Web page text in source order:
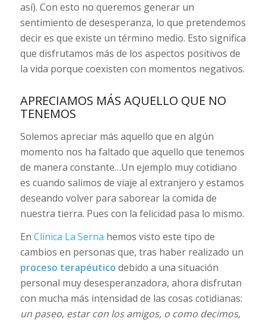
así). Con esto no queremos generar un
sentimiento de desesperanza, lo que pretendemos
decir es que existe un término medio. Esto significa
que disfrutamos más de los aspectos positivos de
la vida porque coexisten con momentos negativos.
APRECIAMOS MÁS AQUELLO QUE NO
TENEMOS
Solemos apreciar más aquello que en algún
momento nos ha faltado que aquello que tenemos
de manera constante…Un ejemplo muy cotidiano
es cuando salimos de viaje al extranjero y estamos
deseando volver para saborear la comida de
nuestra tierra. Pues con la felicidad pasa lo mismo.
En Clínica La Serna hemos visto este tipo de
cambios en personas que, tras haber realizado un
proceso terapéutico debido a una situación
personal muy desesperanzadora, ahora disfrutan
con mucha más intensidad de las cosas cotidianas:
un paseo, estar con los amigos, o como decimos,